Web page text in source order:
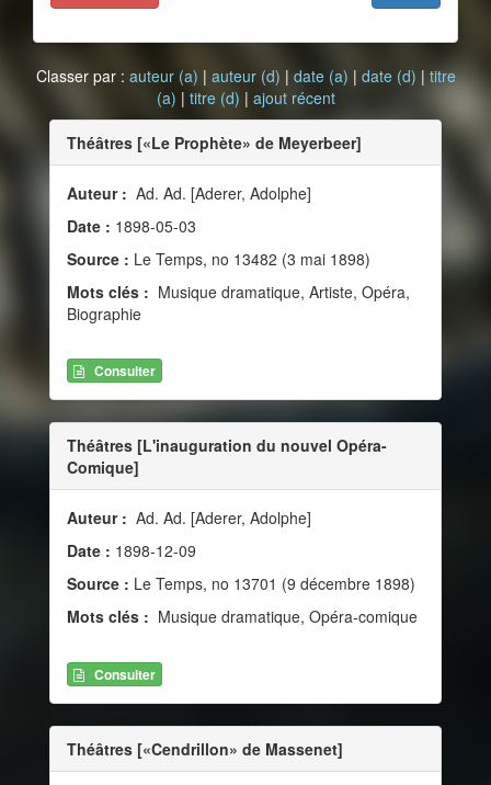
Classer par : auteur (a) | auteur (d) | date (a) | date (d) | titre
(a) | titre (d) | ajout récent
Théâtres [«Le Prophète» de Meyerbeer]
Auteur : Ad. Ad. [Aderer, Adolphe]
Date : 1898-05-03
Source : Le Temps, no 13482 (3 mai 1898)
Mots clés : Musique dramatique, Artiste, Opéra,
Biographie
Consulter
Théâtres [L'inauguration du nouvel Opéra-
Comique]
Auteur : Ad. Ad. [Aderer, Adolphe]
Date : 1898-12-09
Source : Le Temps, no 13701 (9 décembre 1898)
Mots clés : Musique dramatique, Opéra-comique
Consulter
Théâtres [«Cendrillon» de Massenet]